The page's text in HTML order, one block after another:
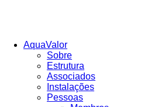
Close
Offcanvas
AquaValor
Sobre
Estrutura
Associados
Instalações
Pessoas